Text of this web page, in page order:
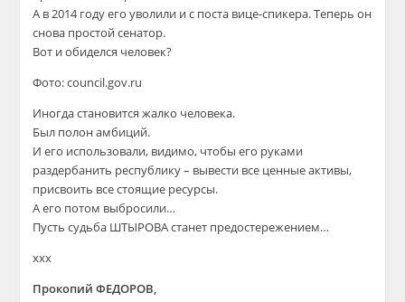
А в 2014 году его уволили и с поста вице-спикера. Теперь он
снова простой сенатор.
Вот и обиделся человек?
Фото: council.gov.ru
Иногда становится жалко человека.
Был полон амбиций.
И его использовали, видимо, чтобы его руками
раздербанить республику – вывести все ценные активы,
присвоить все стоящие ресурсы.
А его потом выбросили…
Пусть судьба ШТЫРОВА станет предостережением…
xxx
Прокопий ФЕДОРОВ,